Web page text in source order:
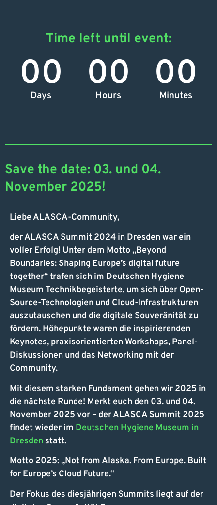
Time left until event:
00
Days 00
Hours 00
Minutes
Save the date: 03. und 04.
November 2025!
Liebe ALASCA-Community,
der ALASCA Summit 2024 in Dresden war ein
voller Erfolg! Unter dem Motto „Beyond
Boundaries: Shaping Europe’s digital future
together“ trafen sich im Deutschen Hygiene
Museum Technikbegeisterte, um sich über Open-
Source-Technologien und Cloud-Infrastrukturen
auszutauschen und die digitale Souveränität zu
fördern. Höhepunkte waren die inspirierenden
Keynotes, praxisorientierten Workshops, Panel-
Diskussionen und das Networking mit der
Community.
Mit diesem starken Fundament gehen wir 2025 in
die nächste Runde! Merkt euch den 03. und 04.
November 2025 vor – der ALASCA Summit 2025
findet wieder im Deutschen Hygiene Museum in
Dresden statt.
Motto 2025: „Not from Alaska. From Europe. Built
for Europe’s Cloud Future.“
Der Fokus des diesjährigen Summits liegt auf der